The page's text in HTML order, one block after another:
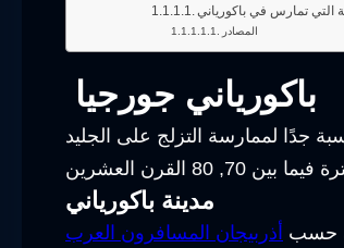
التي تمارس في باكورياني
المصادر
باكورياني جورجيا
مدينة باكورياني
حسب أذربيجان المسافرون العرب